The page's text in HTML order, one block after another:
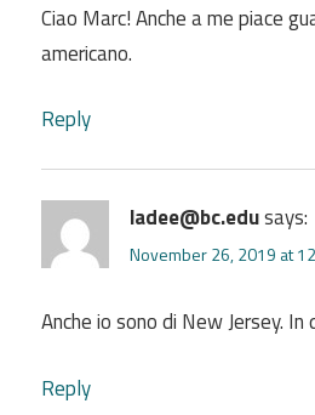
Ciao Marc! Anche a me piace
americano.
Reply
ladee@bc.edusays:
November 26, 2019 at
Anche io sono di New Jersey.
Reply